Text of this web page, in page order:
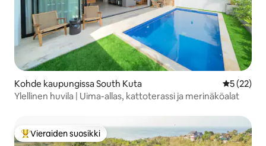
Kohde kaupungissa South Kuta
5 (22)
Ylellinen huvila | Uima-allas, kattoterassi ja merinäköalat
Vieraiden suosikkien parhaimmistoa
Vieraiden suosikki